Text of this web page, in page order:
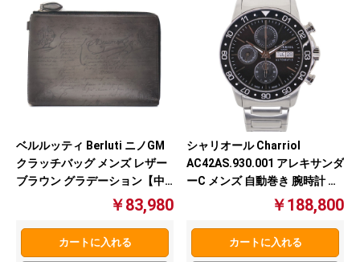
ベルルッティ Berluti ニノGM
クラッチバッグ メンズ レザー
ブラウン グラデーション【中
￥83,980
カートに入れる
シャリオール Charriol
AC42AS.930.001 アレキサンダ
ーC メンズ 自動巻き 腕時計 ブ
￥188,800
カートに入れる